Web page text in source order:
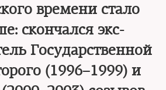
времени стало
скончался экс-
Государственной
(1996–1999) и